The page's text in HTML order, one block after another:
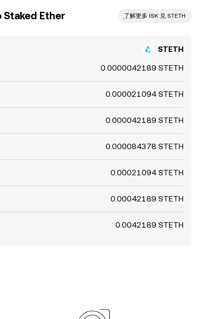
Staked Ether ִִִִִִִִִִִִִִִִִִִִִִִִִִִִִִִִִִִִִִִִִִִִִִִ了解更多 ISK 兑 STETH
STETH
0.0000042189 STETH
0.000021094 STETH
0.000042189 STETH
0.000084378 STETH
0.00021094 STETH
0.00042189 STETH
0.0042189 STETH